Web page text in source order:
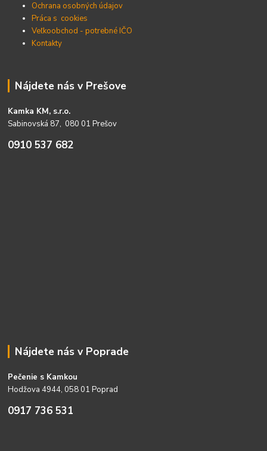
Ochrana osobných údajov
Práca s cookies
Veľkoobchod - potrebné IČO
Kontakty
Nájdete nás v Prešove
Kamka KM, s.r.o.
Sabinovská 87, 080 01 Prešov
0910 537 682
Nájdete nás v Poprade
Pečenie s Kamkou
Hodžova 4944, 058 01 Poprad
0917 736 531